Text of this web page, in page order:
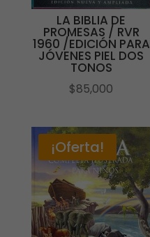
LA BIBLIA DE
PROMESAS / RVR
1960 /EDICIÓN PARA
JÓVENES PIEL DOS
TONOS
$85,000
¡Oferta!